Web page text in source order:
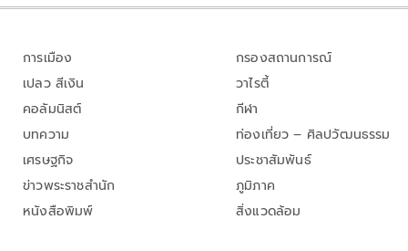
การเมือง
เปลว สีเงิน
คอลัมนิสต์
บทความ
เศรษฐกิจ
ข่าวพระราชสำนัก
หนังสือพิมพ์
กรองสถานการณ์
วาไรตี้
กีฬา
ท่องเที่ยว – ศิลปวัฒนธรรม
ประชาสัมพันธ์
ภูมิภาค
สิ่งแวดล้อม